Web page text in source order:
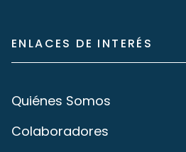
ENLACES DE INTERÉS
Quiénes Somos
Colaboradores